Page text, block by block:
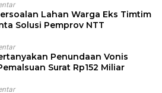
Lahan Warga Eks Timtim
Solusi Pemprov NTT
Penundaan Vonis
Surat Rp152 Miliar